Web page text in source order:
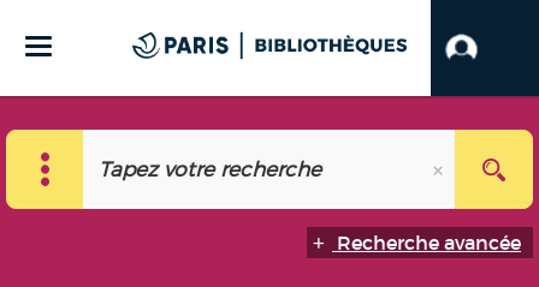
Recherche avancée